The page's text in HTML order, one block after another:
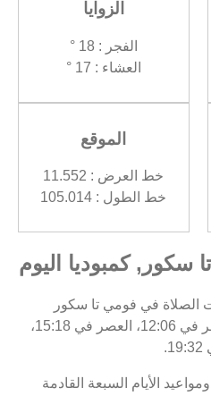
الزوايا
الفجر : 18 °
العشاء : 17 °
الموقع
خط العرض : 11.552
خط الطول : 105.014
سكور, كمبوديا اليوم
09/08/2026 ، أوقات الصلاة في فومي تا سكور
كالتالي : الفجر في 04:35، الظهر في 12:06، العصر في 15:18،
الأيام السبعة القادمة